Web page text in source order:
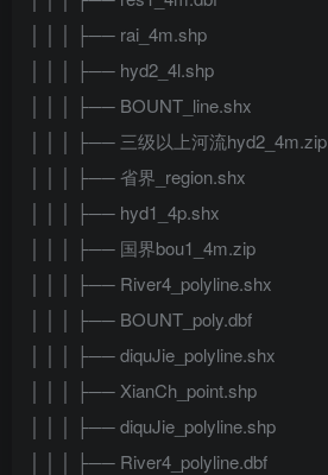
│ │ │ ├── rai_4m.shp
│ │ │ ├── hyd2_4l.shp
│ │ │ ├── BOUNT_line.shx
│ │ │ ├── 三级以上河流hyd2_4m.zip
│ │ │ ├── 省界_region.shx
│ │ │ ├── hyd1_4p.shx
│ │ │ ├── 国界bou1_4m.zip
│ │ │ ├── River4_polyline.shx
│ │ │ ├── BOUNT_poly.dbf
│ │ │ ├── diquJie_polyline.shx
│ │ │ ├── XianCh_point.shp
│ │ │ ├── diquJie_polyline.shp
│ │ │ ├── River4_polyline.dbf